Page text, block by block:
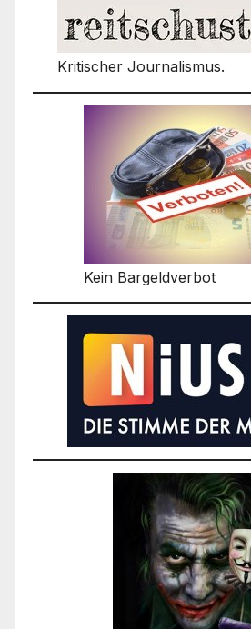
Kritischer Journalismus.
Kein Bargeldverbot